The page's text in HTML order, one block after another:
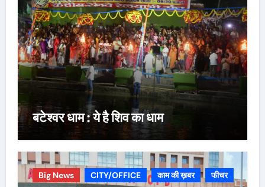
बटेश्वर धाम : ये है शिव का धाम
Big News CITY/OFFICE काम की ख़बर फीचर